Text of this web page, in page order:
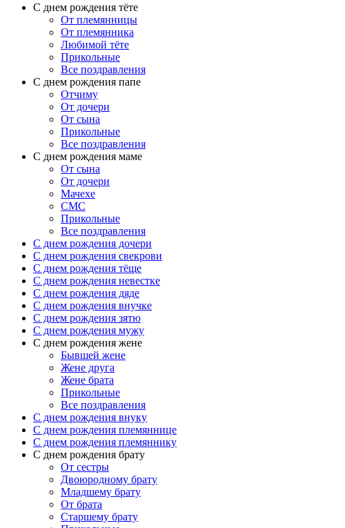
С днем рождения тёте
От племянницы
От племянника
Любимой тёте
Прикольные
Все поздравления
C днем рождения папе
Отчиму
От дочери
От сына
Прикольные
Все поздравления
С днем рождения маме
От сына
От дочери
Мачехе
СМС
Прикольные
Все поздравления
C днем рождения дочери
C днем рождения свекрови
C днем рождения тёще
C днем рождения невестке
C днем рождения дяде
C днем рождения внучке
C днем рождения зятю
C днем рождения мужу
С днем рождения жене
Бывшей жене
Жене друга
Жене брата
Прикольные
Все поздравления
C днем рождения внуку
C днем рождения племяннице
C днем рождения племяннику
C днем рождения брату
От сестры
Двоюродному брату
Младшему брату
От брата
Старшему брату